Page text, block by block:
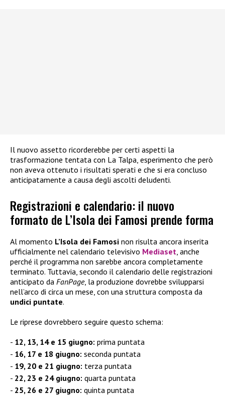
Il nuovo assetto ricorderebbe per certi aspetti la
trasformazione tentata con La Talpa, esperimento che però
non aveva ottenuto i risultati sperati e che si era concluso
anticipatamente a causa degli ascolti deludenti.
Registrazioni e calendario: il nuovo
formato de L’Isola dei Famosi prende forma
Al momento L’Isola dei Famosi non risulta ancora inserita
ufficialmente nel calendario televisivo Mediaset , anche
perché il programma non sarebbe ancora completamente
terminato. Tuttavia, secondo il calendario delle registrazioni
anticipato da FanPage, la produzione dovrebbe svilupparsi
nell’arco di circa un mese, con una struttura composta da
undici puntate.
Le riprese dovrebbero seguire questo schema:
12, 13, 14 e 15 giugno: prima puntata
16, 17 e 18 giugno: seconda puntata
19, 20 e 21 giugno: terza puntata
22, 23 e 24 giugno: quarta puntata
25, 26 e 27 giugno: quinta puntata